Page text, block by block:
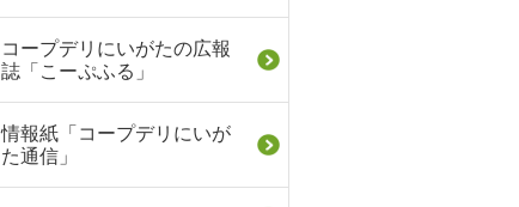
コープデリにいがたの広報
誌「こーぷふる」
情報紙「コープデリにいが
た通信」